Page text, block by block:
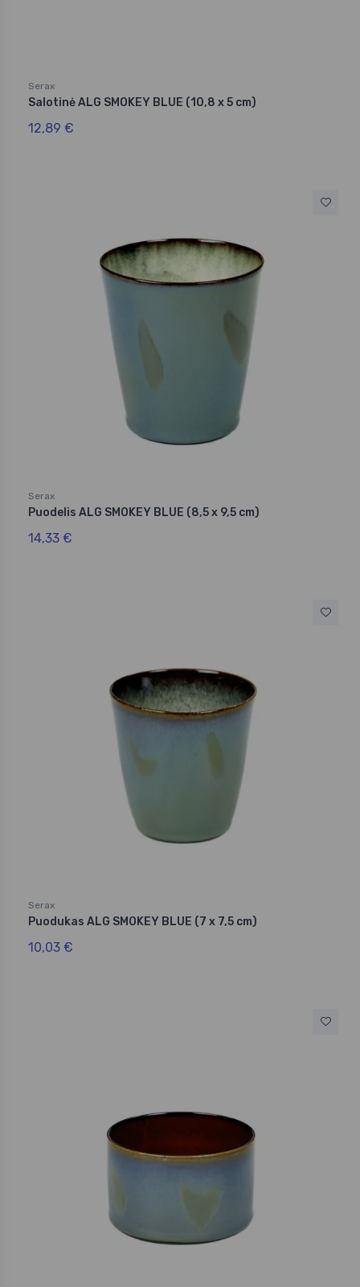
Serax
Salotinė ALG SMOKEY BLUE (10,8 x 5 cm)
12,89 €
Serax
Puodelis ALG SMOKEY BLUE (8,5 x 9,5 cm)
14,33 €
Serax
Puodukas ALG SMOKEY BLUE (7 x 7,5 cm)
10,03 €